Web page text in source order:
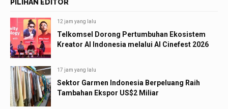
PILIHAN EDITOR
12 jam yang lalu
Telkomsel Dorong Pertumbuhan Ekosistem
Kreator AI Indonesia melalui AI Cinefest 2026
17 jam yang lalu
Sektor Garmen Indonesia Berpeluang Raih
Tambahan Ekspor US$2 Miliar